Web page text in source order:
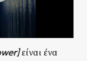
είναι ένα